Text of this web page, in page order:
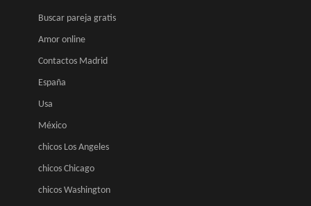
Buscar pareja gratis
Amor online
Contactos Madrid
España
Usa
México
chicos Los Angeles
chicos Chicago
chicos Washington